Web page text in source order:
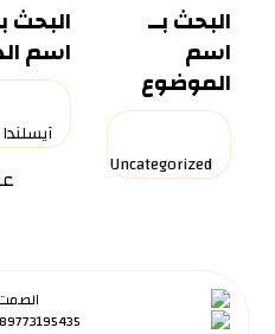
البحث بــ
اسم
الموضوع
البحث
اسم